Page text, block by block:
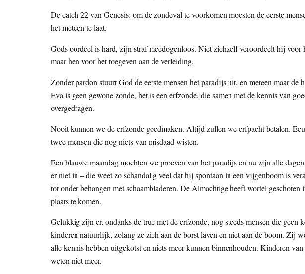
De catch 22 van Genesis: om de zondeval te voorkomen moesten de eerste
het meteen te laat.
Gods oordeel is hard, zijn straf meedogenloos. Niet zichzelf veroordeelt hij voor
maar hen voor het toegeven aan de verleiding.
Zonder pardon stuurt God de eerste mensen het paradijs uit, en meteen maar de
Eva is geen gewone zonde, het is een erfzonde, die samen met de kennis van
overgedragen.
Nooit kunnen we de erfzonde goedmaken. Altijd zullen we erfpacht betalen.
twee mensen die nog niets van misdaad wisten.
Een blauwe maandag mochten we proeven van het paradijs en nu zijn alle
er niet in – die weet zo schandalig veel dat hij spontaan in een vijgenboom is
tot onder behangen met schaambladeren. De Almachtige heeft wortel
plaats te komen.
Gelukkig zijn er, ondanks de truc met de erfzonde, nog steeds mensen die geen
kinderen natuurlijk, zolang ze zich aan de borst laven en niet aan de boom. Zij
alle kennis hebben uitgekotst en niets meer kunnen binnenhouden. Kinderen
weten niet meer.